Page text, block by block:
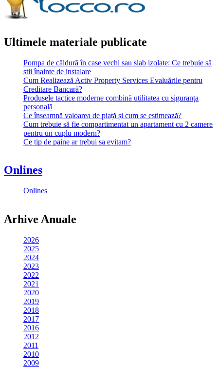
Ultimele materiale publicate
Pompa de căldură în case vechi sau slab izolate: Ce trebuie să
știi înainte de instalare
Cum Realizează Activ Property Services Evaluările pentru
Creditare Bancară?
Produsele tactice moderne combină utilitatea cu siguranța
personală
Ce înseamnă valoarea de piață și cum se estimează?
Cum trebuie să fie compartimentat un apartament cu 2 camere
pentru un cuplu modern?
Ce tip de paine ar trebui sa evitam?
Onlines
Onlines
Arhive Anuale
2026
2025
2024
2023
2022
2021
2020
2019
2018
2017
2016
2012
2011
2010
2009